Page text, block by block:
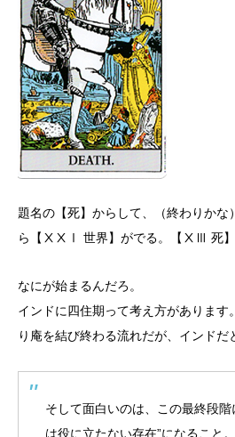
題名の【死】からして、（終わりかな
ら【ⅩⅩⅠ 世界】がでる。【ⅩⅢ 死】
なにが始まるんだろ。
インドに四住期って考え方があります
り庵を結び終わる流れだが、インドだ
そして面白いのは、この最終段階
は役に立たない存在”になること